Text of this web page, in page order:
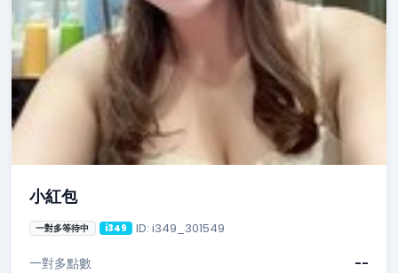
小紅包
一對多等待中 i349 ID: i349_301549
一對多點數
--